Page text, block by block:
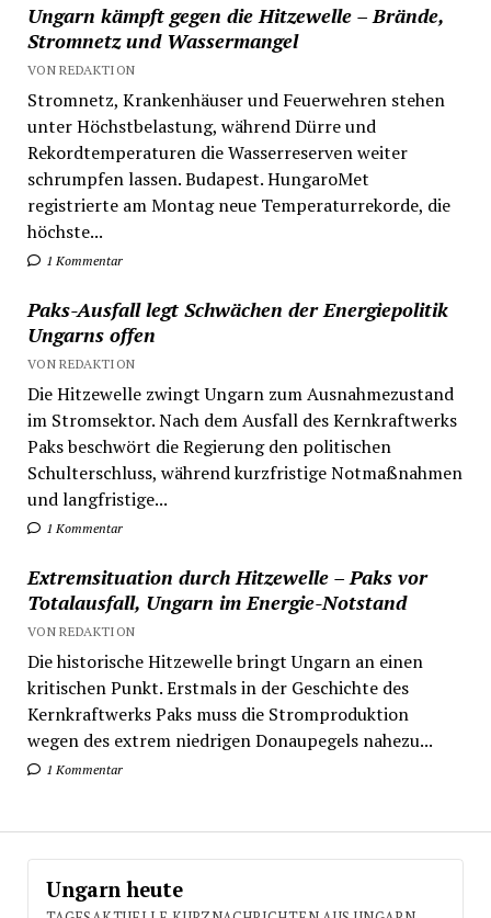
Ungarn kämpft gegen die Hitzewelle – Brände,
Stromnetz und Wassermangel
VON REDAKTION
Stromnetz, Krankenhäuser und Feuerwehren stehen
unter Höchstbelastung, während Dürre und
Rekordtemperaturen die Wasserreserven weiter
schrumpfen lassen. Budapest. HungaroMet
registrierte am Montag neue Temperaturrekorde, die
höchste...
1 Kommentar
Paks-Ausfall legt Schwächen der Energiepolitik
Ungarns offen
VON REDAKTION
Die Hitzewelle zwingt Ungarn zum Ausnahmezustand
im Stromsektor. Nach dem Ausfall des Kernkraftwerks
Paks beschwört die Regierung den politischen
Schulterschluss, während kurzfristige Notmaßnahmen
und langfristige...
1 Kommentar
Extremsituation durch Hitzewelle – Paks vor
Totalausfall, Ungarn im Energie-Notstand
VON REDAKTION
Die historische Hitzewelle bringt Ungarn an einen
kritischen Punkt. Erstmals in der Geschichte des
Kernkraftwerks Paks muss die Stromproduktion
wegen des extrem niedrigen Donaupegels nahezu...
1 Kommentar
Ungarn heute